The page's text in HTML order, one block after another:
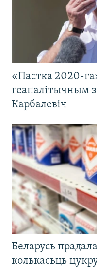
«Пастка 2020-
геапалітычным
Карбалевіч
Беларусь
колькасьць